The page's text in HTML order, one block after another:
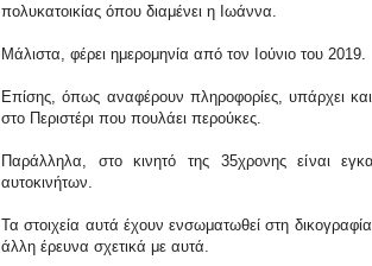
πολυκατοικίας όπου διαμένει η Ιωάννα.
Μάλιστα, φέρει ημερομηνία από τον Ιούνιο του 2019.
Επίσης, όπως αναφέρουν πληροφορίες, υπάρχει
στο Περιστέρι που πουλάει περούκες.
Παράλληλα, στο κινητό της 35χρονης είναι
αυτοκινήτων.
Τα στοιχεία αυτά έχουν ενσωματωθεί στη
άλλη έρευνα σχετικά με αυτά.